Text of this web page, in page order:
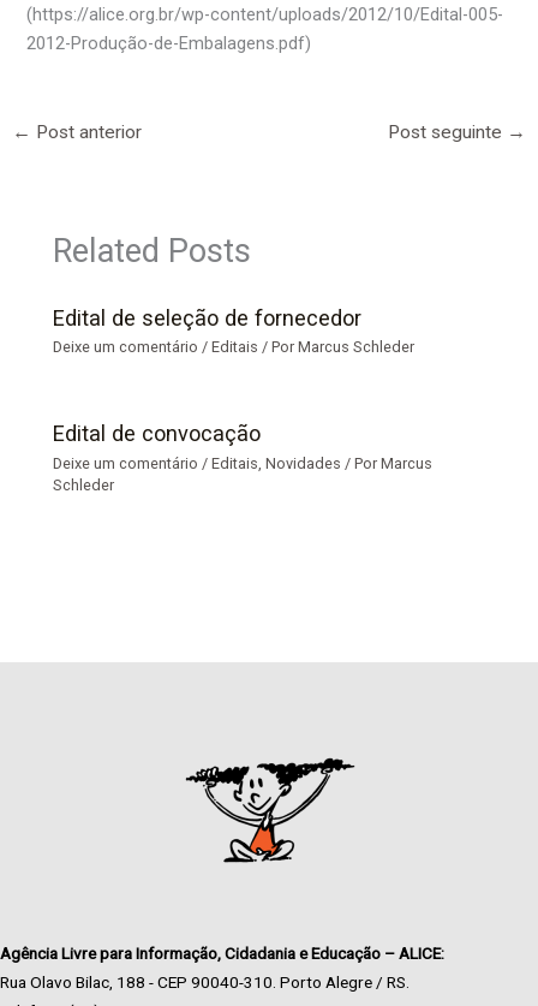
(https://alice.org.br/wp-content/uploads/2012/10/Edital-005-
2012-Produção-de-Embalagens.pdf)
← Post anterior Post seguinte →
Related Posts
Edital de seleção de fornecedor
Deixe um comentário /Editais / PorMarcus Schleder
Edital de convocação
Deixe um comentário /Editais ,Novidades / PorMarcus
Schleder
Agência Livre para Informação, Cidadania e Educação – ALICE:
Rua Olavo Bilac, 188 - CEP 90040-310. Porto Alegre / RS.